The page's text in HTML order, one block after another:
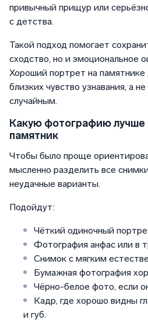
привычный прищур или
с детства.
Такой подход помогает
сходство, но и эмоциональное
Хороший портрет на
близких чувство узнавания, а
случайным.
Какую фотографию лучше
памятник
Чтобы было проще
мысленно разделить все
неудачные варианты.
Подойдут:
Чёткий одиночный
Фотография анфас или в
Снимок с мягким
Бумажная фотография
Чёрно-белое фото, если
Кадр, где хорошо видны
и губ.